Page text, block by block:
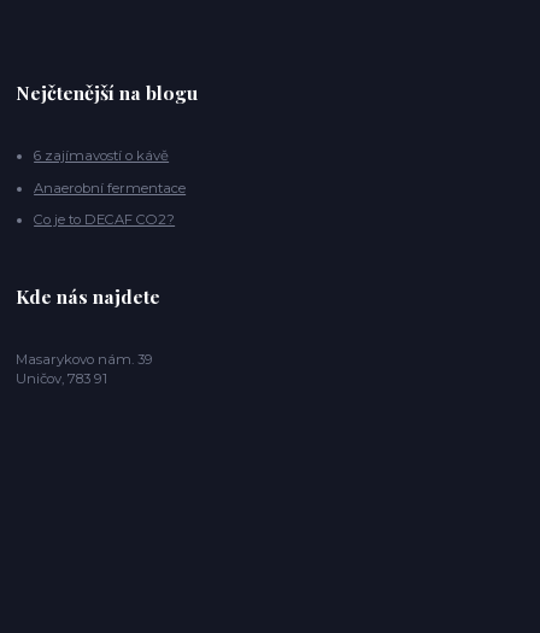
Nejčtenější na blogu
6 zajímavostí o kávě
Anaerobní fermentace
Co je to DECAF CO2?
Kde nás najdete
Masarykovo nám. 39
Uničov, 783 91